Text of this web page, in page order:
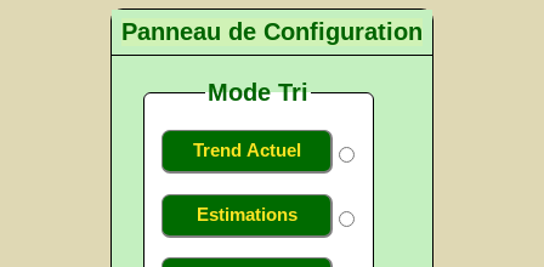
Panneau de Configuration
Mode Tri
Trend Actuel
Estimations